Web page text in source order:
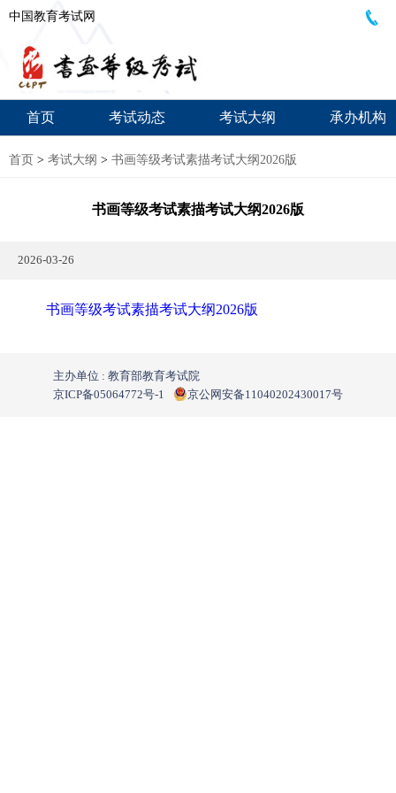
中国教育考试网
首页 考试动态 考试大纲 承办机构
首页 > 考试大纲 > 书画等级考试素描考试大纲2026版
书画等级考试素描考试大纲2026版
2026-03-26
书画等级考试素描考试大纲2026版
主办单位 : 教育部教育考试院
京ICP备05064772号-1
京公网安备11040202430017号